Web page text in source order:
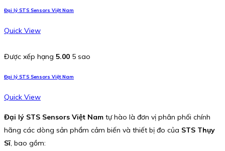
Đại lý STS Sensors Việt Nam
Quick View
Được xếp hạng 5.00 5 sao
Đại lý STS Sensors Việt Nam
Quick View
Đại lý STS Sensors Việt Nam tự hào là đơn vị phân phối chính
hãng các dòng sản phẩm cảm biến và thiết bị đo của STS Thụy
Sĩ, bao gồm: